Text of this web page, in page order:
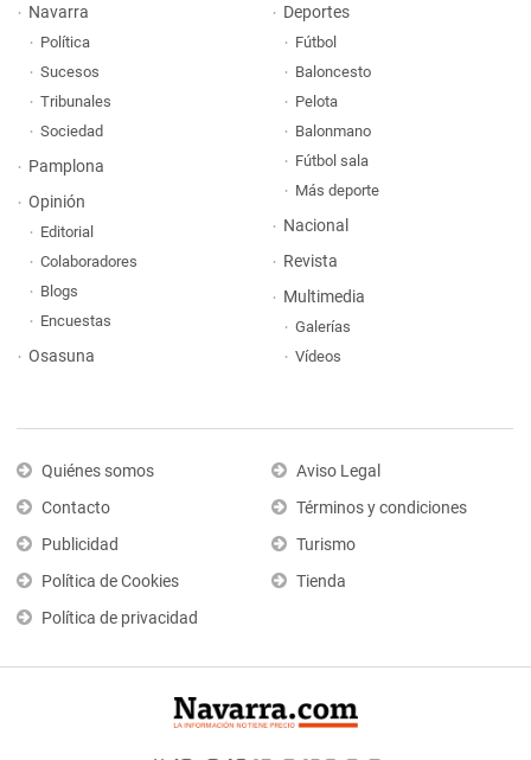
Navarra
Política
Sucesos
Tribunales
Sociedad
Pamplona
Opinión
Editorial
Colaboradores
Blogs
Encuestas
Osasuna
Deportes
Fútbol
Baloncesto
Pelota
Balonmano
Fútbol sala
Más deporte
Nacional
Revista
Multimedia
Galerías
Vídeos
Quiénes somos
Contacto
Publicidad
Política de Cookies
Política de privacidad
Aviso Legal
Términos y condiciones
Turismo
Tienda